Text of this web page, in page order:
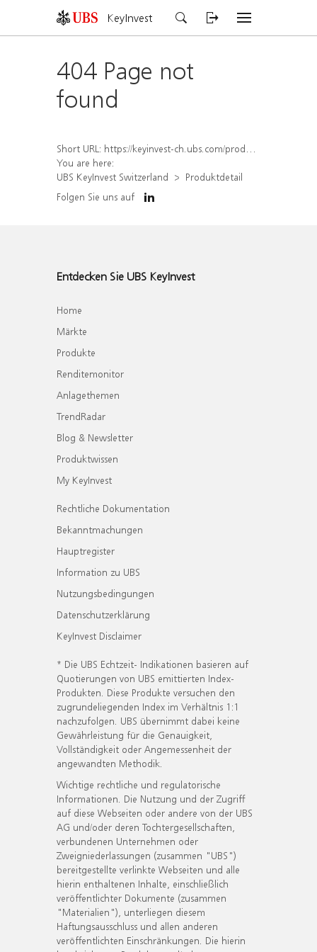
KeyInvest
404 Page not
found
Short URL: https://keyinvest-ch.ubs.com/produkt/detail/index/isin/CH1570354907
You are here:
UBS KeyInvest Switzerland
Produktdetail
Folgen Sie uns auf
Entdecken Sie UBS KeyInvest
Home
Märkte
Produkte
Renditemonitor
Anlagethemen
TrendRadar
Blog & Newsletter
Produktwissen
My KeyInvest
Rechtliche Dokumentation
Bekanntmachungen
Hauptregister
Information zu UBS
Nutzungsbedingungen
Datenschutzerklärung
KeyInvest Disclaimer
* Die UBS Echtzeit- Indikationen basieren auf
Quotierungen von UBS emittierten Index-
Produkten. Diese Produkte versuchen den
zugrundeliegenden Index im Verhältnis 1:1
nachzufolgen. UBS übernimmt dabei keine
Gewährleistung für die Genauigkeit,
Vollständigkeit oder Angemessenheit der
angewandten Methodik.
Wichtige rechtliche und regulatorische
Informationen. Die Nutzung und der Zugriff
auf diese Webseiten oder andere von der UBS
AG und/oder deren Tochtergesellschaften,
verbundenen Unternehmen oder
Zweigniederlassungen (zusammen "UBS")
bereitgestellte verlinkte Webseiten und alle
hierin enthaltenen Inhalte, einschließlich
veröffentlichter Dokumente (zusammen
"Materialien"), unterliegen diesem
Haftungsausschluss und allen anderen
veröffentlichten Einschränkungen. Die hierin